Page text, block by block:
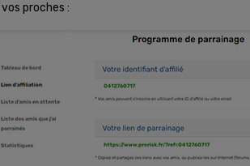
vos proches :